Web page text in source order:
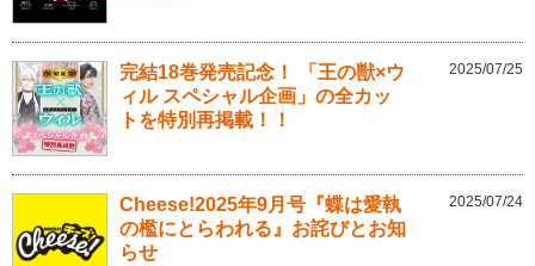
完結18巻発売記念！ 「王の獣×ウ
ィル スペシャル企画」の全カッ
トを特別再掲載！！
2025/07/25
Cheese!2025年9月号『蝶は愛執
の檻にとらわれる』お詫びとお知
らせ
2025/07/24